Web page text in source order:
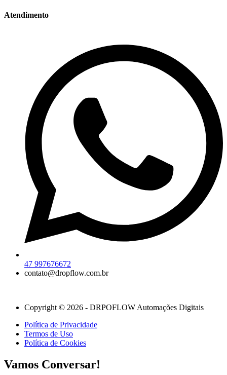
Atendimento
47 997676672
contato@dropflow.com.br
Copyright © 2026 - DRPOFLOW Automações Digitais
Política de Privacidade
Termos de Uso
Política de Cookies
Vamos Conversar!